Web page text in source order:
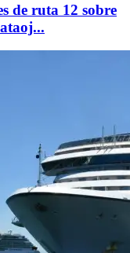
de ruta 12 sobre